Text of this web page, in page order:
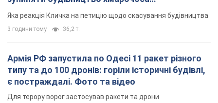
"московського вірянина"
Яка реакція Кличка на петицію щодо скасування будівництва
3 години тому 36,2 т.
Армія РФ запустила по Одесі 11 ракет різного
типу та до 100 дронів: горіли історичні будівлі,
є постраждалі. Фото та відео
Для терору ворог застосував ракети та дрони